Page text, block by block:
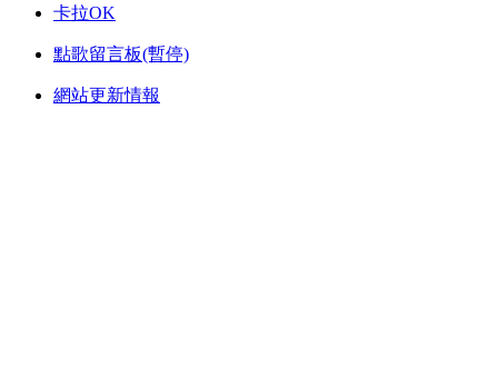
卡拉OK
點歌留言板(暫停)
網站更新情報